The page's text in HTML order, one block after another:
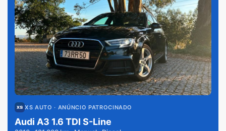
XS AUTO · ANÚNCIO PATROCINADO
Audi A3 1.6 TDI S-Line